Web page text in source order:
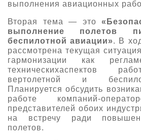
выполнения авиационных
Вторая тема — это
выполнение полетов
беспилотной авиации». В
рассмотрена текущая
гармонизации как
техническихаспектов
вертолетной и
Планируется обсудить
работе компаний-
представителей обоих
на встречу ради
полетов.